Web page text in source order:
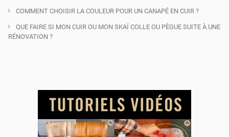
COMMENT CHOISIR LA COULEUR POUR UN CANAPÉ EN CUIR ?
QUE FAIRE SI MON CUIR OU MON SKAÏ COLLE OU PÈGUE SUITE À UNE
RÉNOVATION ?